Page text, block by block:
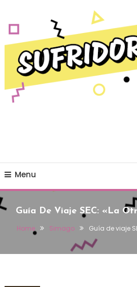
Menu
Guía De Viaje SEC: «La
Home Simago Guía de viaje